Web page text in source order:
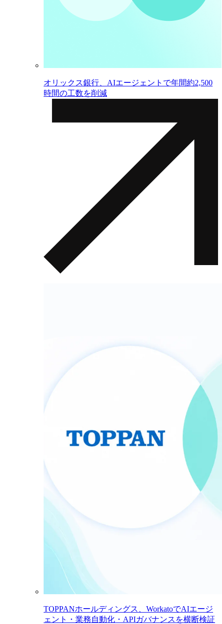
オリックス銀行、AIエージェントで年間約2,500
時間の工数を削減
TOPPANホールディングス、WorkatoでAIエージ
ェント・業務自動化・APIガバナンスを横断検証